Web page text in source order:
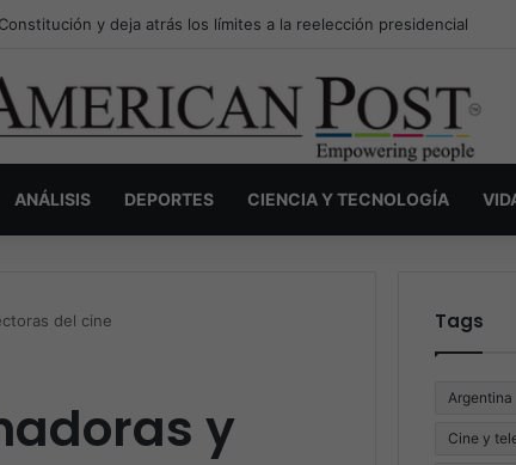
a América Latina entre reflexiones sobre el legado inconcluso de
ANÁLISIS DEPORTES CIENCIA Y TECNOLOGÍA
del cine
y
Tags
Argentina
Cine y